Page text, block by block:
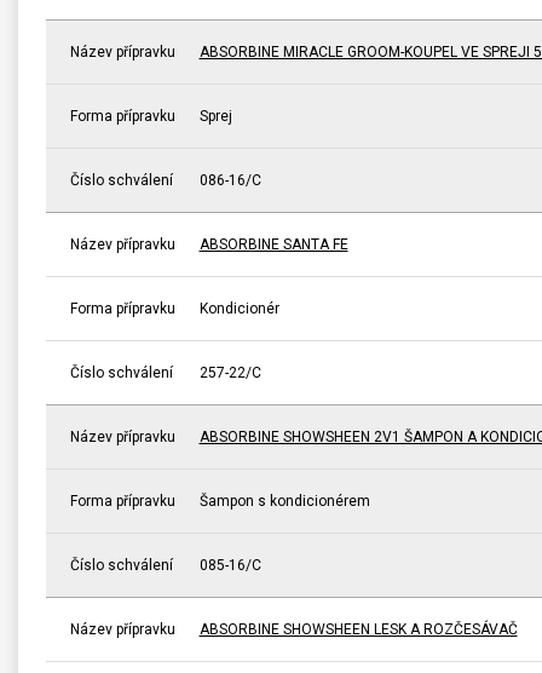
Název přípravku ABSORBINE MIRACLE GROOM-KOUPEL VE SPREJI
Forma přípravku Sprej
Číslo schválení 086-16/C
Název přípravku ABSORBINE SANTA FE
Forma přípravku Kondicionér
Číslo schválení 257-22/C
Název přípravku ABSORBINE SHOWSHEEN 2V1 ŠAMPON A
Forma přípravku Šampon s kondicionérem
Číslo schválení 085-16/C
Název přípravku ABSORBINE SHOWSHEEN LESK A ROZČESÁVAČ